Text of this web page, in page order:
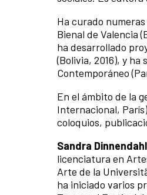
Ha curado
Bienal de Valencia
ha desarrollado
(Bolivia, 2016), y ha
Contemporáneo
En el ámbito de la
Internacional,
coloquios,
Sandra
licenciatura en
Arte de la
ha iniciado varios